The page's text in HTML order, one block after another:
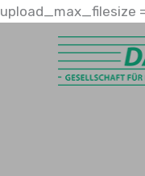
upload_max_filesize